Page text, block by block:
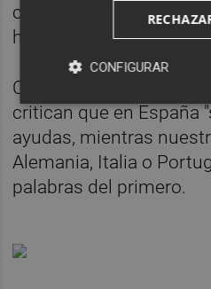
código de identificación
hecho ahora.
Como Echavarria,
critican que en España
ayudas, mientras
Alemania, Italia o
palabras del primero.
CONFIGURAR